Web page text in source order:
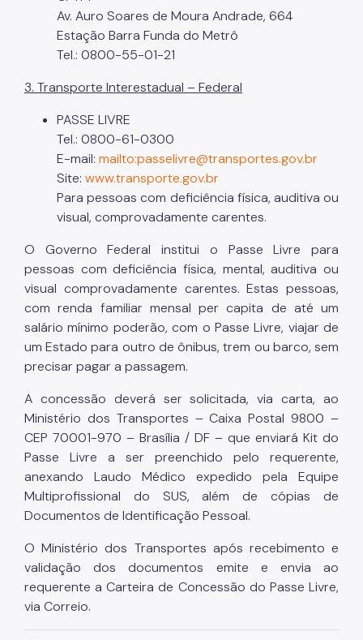
Av. Auro Soares de Moura Andrade, 664
Estação Barra Funda do Metrô
Tel.: 0800-55-01-21
3. Transporte Interestadual – Federal
PASSE LIVRE
Tel.: 0800-61-0300
E-mail: mailto:passelivre@transportes.gov.br
Site: www.transporte.gov.br
Para pessoas com deficiência física, auditiva ou
visual, comprovadamente carentes.
O Governo Federal institui o Passe Livre para
pessoas com deficiência física, mental, auditiva ou
visual comprovadamente carentes. Estas pessoas,
com renda familiar mensal per capita de até um
salário mínimo poderão, com o Passe Livre, viajar de
um Estado para outro de ônibus, trem ou barco, sem
precisar pagar a passagem.
A concessão deverá ser solicitada, via carta, ao
Ministério dos Transportes – Caixa Postal 9800 –
CEP 70001-970 – Brasília / DF – que enviará Kit do
Passe Livre a ser preenchido pelo requerente,
anexando Laudo Médico expedido pela Equipe
Multiprofissional do SUS, além de cópias de
Documentos de Identificação Pessoal.
O Ministério dos Transportes após recebimento e
validação dos documentos emite e envia ao
requerente a Carteira de Concessão do Passe Livre,
via Correio.